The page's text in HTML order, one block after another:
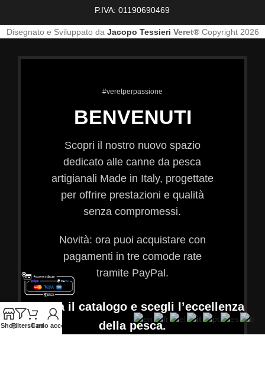
P.IVA: 01190690469
Disegnato e Sviluppato da Jacopo Tessieri Veret®Copyright 2026
#veretperpassione
BENVENUTI
Scopri il nostro nuovo spazio
dedicato alle canne da pesca
artigianali Made in Italy, progettate
per offrire prestazioni e qualità
senza compromessi.
Novità: ora puoi acquistare con
pagamenti in tre comode rate
tramite PayPal.
Esplora il catalogo e scegli l’eccellenza
della pesca.
ShopFiltersCart
Il mio account